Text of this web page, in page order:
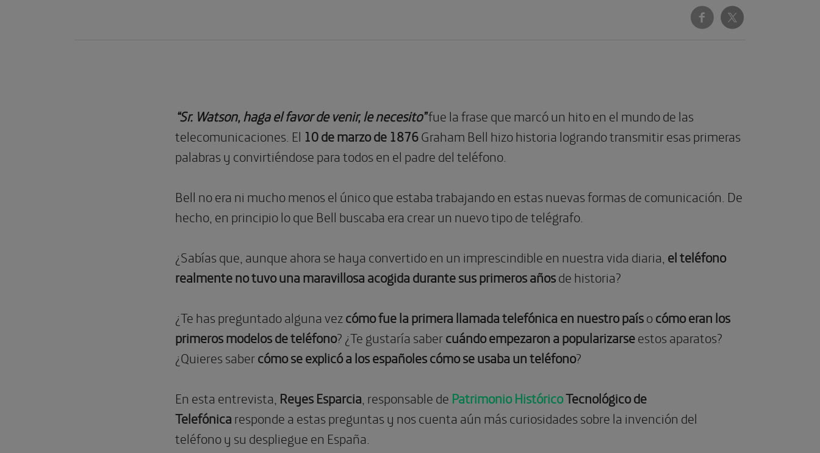
“Sr. Watson, haga el favor de venir, le necesito”fue la frase que marcó un hito en el mundo de las
telecomunicaciones. El 10 de marzo de 1876Graham Bell hizo historia logrando transmitir esas primeras
palabras y convirtiéndose para todos en el padre del teléfono.
Bell no era ni mucho menos el único que estaba trabajando en estas nuevas formas de comunicación. De
hecho, en principio lo que Bell buscaba era crear un nuevo tipo de telégrafo.
¿Sabías que, aunque ahora se haya convertido en un imprescindible en nuestra vida diaria, el teléfono
realmente no tuvo una maravillosa acogida durante sus primeros añosde historia?
¿Te has preguntado alguna vezcómo fue la primera llamada telefónica en nuestro paísocómo eran los
primeros modelos de teléfono? ¿Te gustaría sabercuándo empezaron a popularizarseestos aparatos?
¿Quieres sabercómo se explicó a los españoles cómo se usaba un teléfono?
En esta entrevista, Reyes Esparcia , responsablede Patrimonio HistóricoTecnológico de
Telefónicaresponde a estas preguntas y nos cuenta aún más curiosidades sobre la invención del
teléfono y su despliegue en España.